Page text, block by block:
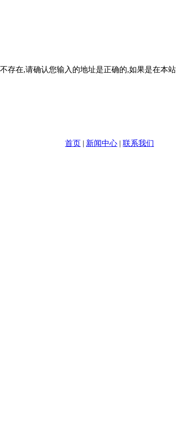
存在,请确认您输入的地址是正确的,如果是在本
首页 | 新闻中心 | 联系我们